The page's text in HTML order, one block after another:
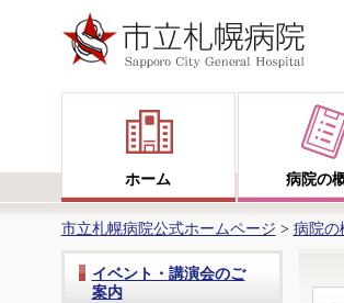
ホーム 病院の
市立札幌病院公式ホームページ > 病院の
イベント・講演会のご
案内